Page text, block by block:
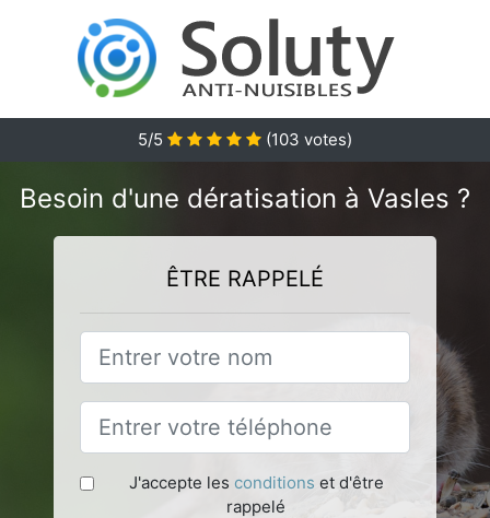
5/5 (103 votes)
Besoin d'une dératisation à Vasles ?
ÊTRE RAPPELÉ
J'accepte les conditions et d'être
rappelé